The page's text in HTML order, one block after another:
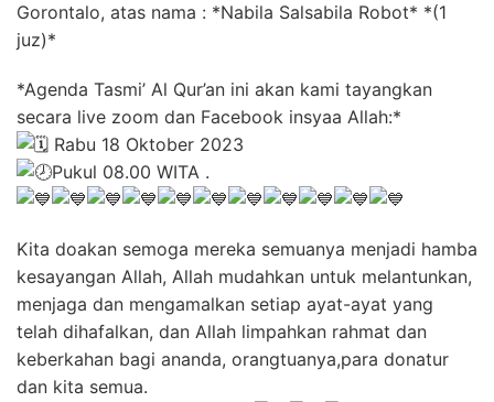
Gorontalo, atas nama : *Nabila Salsabila Robot* *(1
juz)*
*Agenda Tasmi’ Al Qur’an ini akan kami tayangkan
secara live zoom dan Facebook insyaa Allah:*
Rabu 18 Oktober 2023
Pukul 08.00 WITA .
Kita doakan semoga mereka semuanya menjadi hamba
kesayangan Allah, Allah mudahkan untuk melantunkan,
menjaga dan mengamalkan setiap ayat-ayat yang
telah dihafalkan, dan Allah limpahkan rahmat dan
keberkahan bagi ananda, orangtuanya,para donatur
dan kita semua.